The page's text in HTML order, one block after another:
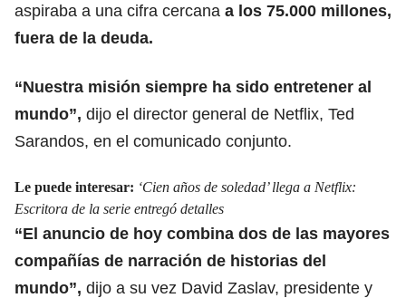
aspiraba a una cifra cercana a los 75.000 millones,
fuera de la deuda.
“Nuestra misión siempre ha sido entretener al
mundo”, dijo el director general de Netflix, Ted
Sarandos, en el comunicado conjunto.
Le puede interesar: ‘Cien años de soledad’ llega a Netflix:
Escritora de la serie entregó detalles
“El anuncio de hoy combina dos de las mayores
compañías de narración de historias del
mundo”, dijo a su vez David Zaslav, presidente y